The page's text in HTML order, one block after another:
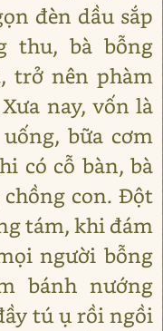
đèn dầu sắp
thu, bà bỗng
trở nên phàm
nay, vốn là
bữa cơm
có cỗ bàn, bà
con. Đột
tám, khi đám
người bỗng
bánh nướng
tú ụ rồi ngồi